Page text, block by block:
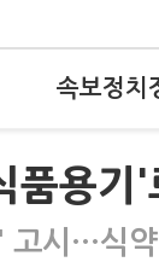
속보정치
용기'
시…식